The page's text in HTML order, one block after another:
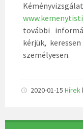
további
kérjük,
személyesen.
2020-01-15 Hírek